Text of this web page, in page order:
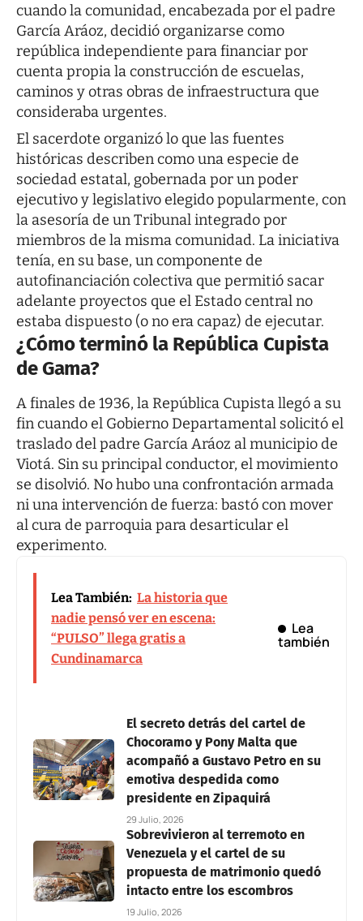
cuando la comunidad, encabezada por el padre
García Aráoz, decidió organizarse como
república independiente para financiar por
cuenta propia la construcción de escuelas,
caminos y otras obras de infraestructura que
consideraba urgentes.
El sacerdote organizó lo que las fuentes
históricas describen como una especie de
sociedad estatal, gobernada por un poder
ejecutivo y legislativo elegido popularmente, con
la asesoría de un Tribunal integrado por
miembros de la misma comunidad. La iniciativa
tenía, en su base, un componente de
autofinanciación colectiva que permitió sacar
adelante proyectos que el Estado central no
estaba dispuesto (o no era capaz) de ejecutar.
¿Cómo terminó la República Cupista
de Gama?
A finales de 1936, la República Cupista llegó a su
fin cuando el Gobierno Departamental solicitó el
traslado del padre García Aráoz al municipio de
Viotá. Sin su principal conductor, el movimiento
se disolvió. No hubo una confrontación armada
ni una intervención de fuerza: bastó con mover
al cura de parroquia para desarticular el
experimento.
Lea También: La historia que
nadie pensó ver en escena:
“PULSO” llega gratis a
Cundinamarca
Lea
también
El secreto detrás del cartel de
Chocoramo y Pony Malta que
acompañó a Gustavo Petro en su
emotiva despedida como
presidente en Zipaquirá
29 Julio, 2026
Sobrevivieron al terremoto en
Venezuela y el cartel de su
propuesta de matrimonio quedó
intacto entre los escombros
19 Julio, 2026